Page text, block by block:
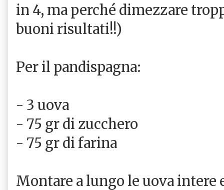
in 4, ma perché dimezzare
buoni risultati!!)
Per il pandispagna:
- 3 uova
- 75 gr di zucchero
- 75 gr di farina
Montare a lungo le uova intere